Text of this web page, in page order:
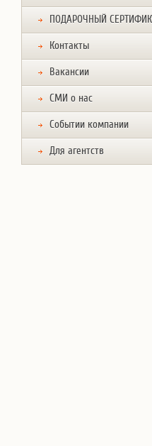
ПОДАРОЧНЫЙ
Контакты
Вакансии
СМИ о нас
Событии компании
Для агентств